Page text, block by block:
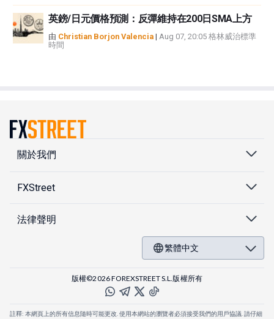
英鎊/日元價格預測：反彈維持在200日SMA上方
由 Christian Borjon Valencia | Aug 07, 20:05 格林威治標準
時間
關於我們
FXStreet
法律聲明
繁體中文
版權©2026 FOREXSTREET S.L.版權所有
註釋: 本網頁上的所有信息隨時可能更改. 使用本網站的瀏覽者必須接受我們的用戶協議. 請仔細